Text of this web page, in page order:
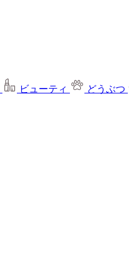
ビューティ どうぶつ